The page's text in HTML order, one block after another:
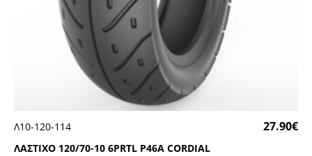
ΛΑΣΤΙΧΟ 120/70-10 6ΡRΤL Ρ46Α CΟRDΙΑL
Λ10-120-114 27.90€